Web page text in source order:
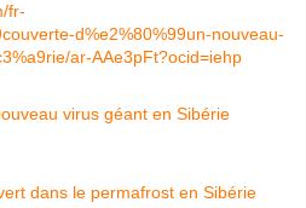
fr-
d%e2%80%99un-nouveau-
ar-AAe3pFt?ocid=iehp